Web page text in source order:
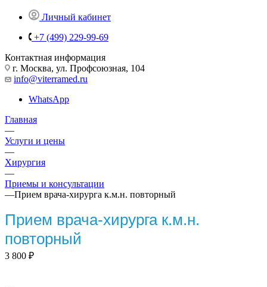
Личный кабинет
+7 (499) 229-99-69
Контактная информация
г. Москва, ул. Профсоюзная, 104
info@viterramed.ru
WhatsApp
Главная
—
Услуги и цены
—
Хирургия
—
Приемы и консультации
—Прием врача-хирурга к.м.н. повторный
Прием врача-хирурга к.м.н.
повторный
3 800 ₽